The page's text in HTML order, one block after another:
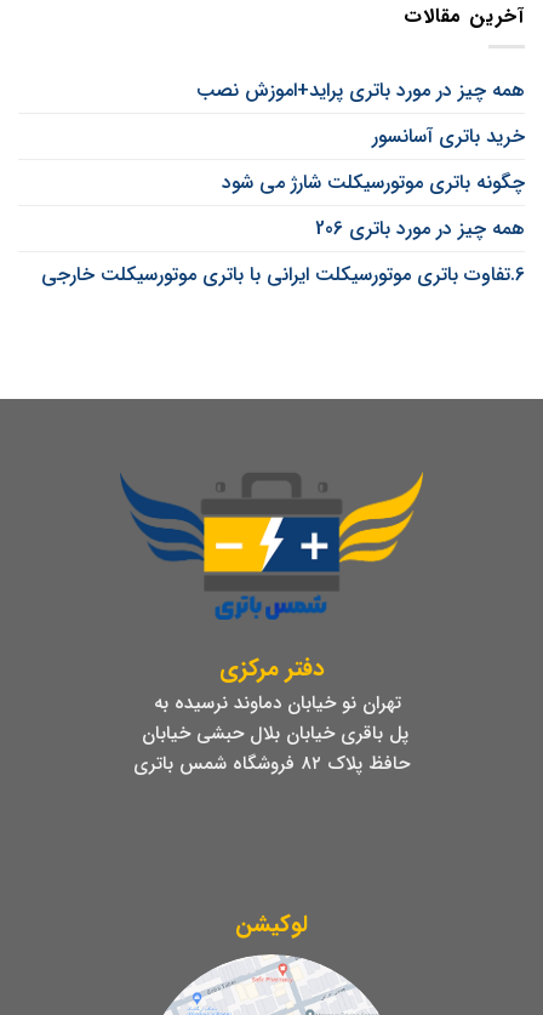
آخرین مقالات
همه چیز در مورد باتری پراید+اموزش نصب
خرید باتری آسانسور
چگونه باتری موتورسیکلت شارژ می شود
همه چیز در مورد باتری 206
6.تفاوت باتری موتورسیکلت ایرانی با باتری موتورسیکلت خارجی
دفتر مرکزی
تهران نو خیابان دماوند نرسیده به
پل باقری خیابان بلال حبشی خیابان
حافظ پلاک ۸۲ فروشگاه شمس باتری
لوکیشن